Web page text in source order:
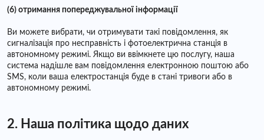
(6) отримання попереджувальної інформації
Ви можете вибрати, чи отримувати такі повідомлення, як
сигналізація про несправність і фотоелектрична станція в
автономному режимі. Якщо ви ввімкнете цю послугу, наша
система надішле вам повідомлення електронною поштою або
SMS, коли ваша електростанція буде в стані тривоги або в
автономному режимі.
2. Наша політика щодо даних